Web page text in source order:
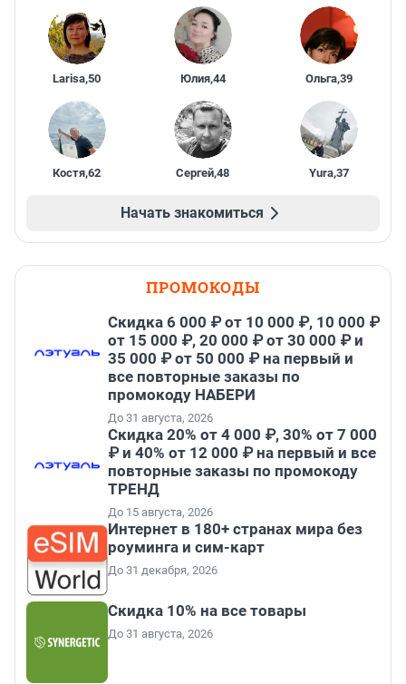
Larisa,50 Юлия,44 Ольга,39
Костя,62 Сергей,48 Yura,37
Начать знакомиться
ПРОМОКОДЫ
Скидка 6 000 ₽ от 10 000 ₽, 10 000 ₽
от 15 000 ₽, 20 000 ₽ от 30 000 ₽ и
35 000 ₽ от 50 000 ₽ на первый и
все повторные заказы по
промокоду НАБЕРИ
До 31 августа, 2026
Скидка 20% от 4 000 ₽, 30% от 7 000
₽ и 40% от 12 000 ₽ на первый и все
повторные заказы по промокоду
ТРЕНД
До 15 августа, 2026
Интернет в 180+ странах мира без
роуминга и сим-карт
До 31 декабря, 2026
Скидка 10% на все товары
До 31 августа, 2026